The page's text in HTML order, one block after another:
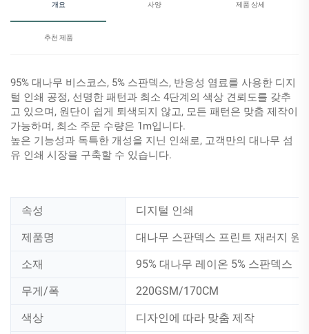
개요 사양 제품 상세
추천 제품
95% 대나무 비스코스, 5% 스판덱스, 반응성 염료를 사용한 디지
털 인쇄 공정, 선명한 패턴과 최소 4단계의 색상 견뢰도를 갖추
고 있으며, 원단이 쉽게 퇴색되지 않고, 모든 패턴은 맞춤 제작이
가능하며, 최소 주문 수량은 1m입니다.
높은 기능성과 독특한 개성을 지닌 인쇄로, 고객만의 대나무 섬
유 인쇄 시장을 구축할 수 있습니다.
속성 디지털 인쇄
제품명 대나무 스판덱스 프린트 재러지 원
소재 95% 대나무 레이온 5% 스판덱스
무게/폭 220GSM/170CM
색상 디자인에 따라 맞춤 제작